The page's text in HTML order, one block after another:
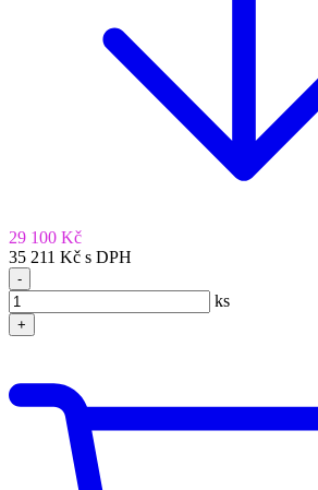
29 100 Kč
35 211 Kč s DPH
-
ks
+